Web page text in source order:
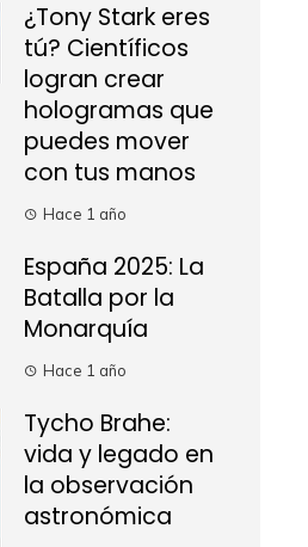
¿Tony Stark eres
tú? Científicos
logran crear
hologramas que
puedes mover
con tus manos
Hace 1 año
España 2025: La
Batalla por la
Monarquía
Hace 1 año
Tycho Brahe:
vida y legado en
la observación
astronómica